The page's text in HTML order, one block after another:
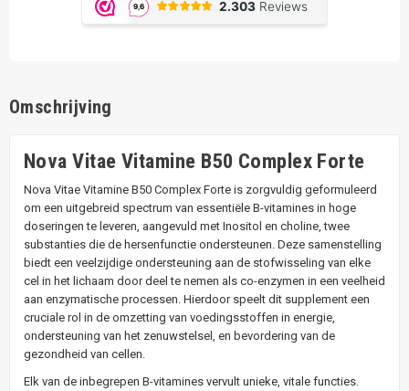
Omschrijving
Nova Vitae Vitamine B50 Complex Forte
Nova Vitae Vitamine B50 Complex Forte is zorgvuldig geformuleerd
om een uitgebreid spectrum van essentiële B-vitamines in hoge
doseringen te leveren, aangevuld met Inositol en choline, twee
substanties die de hersenfunctie ondersteunen. Deze samenstelling
biedt een veelzijdige ondersteuning aan de stofwisseling van elke
cel in het lichaam door deel te nemen als co-enzymen in een veelheid
aan enzymatische processen. Hierdoor speelt dit supplement een
cruciale rol in de omzetting van voedingsstoffen in energie,
ondersteuning van het zenuwstelsel, en bevordering van de
gezondheid van cellen.
Elk van de inbegrepen B-vitamines vervult unieke, vitale functies.